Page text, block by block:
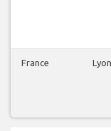
France Lyon